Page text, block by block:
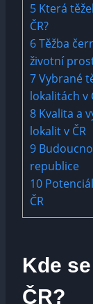
5 Která
ČR?
6Těžba
životní
7Vybrané
lokalitách v
8 Kvalita a
lokalit v ČR
9
republice
10
ČR
Kde
ČR?